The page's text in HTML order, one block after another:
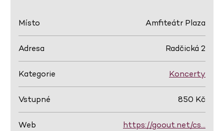
Místo Amfiteátr Plaza
Adresa Radčická 2
Kategorie Koncerty
Vstupné 850 Kč
Web https://goout.net/cs…